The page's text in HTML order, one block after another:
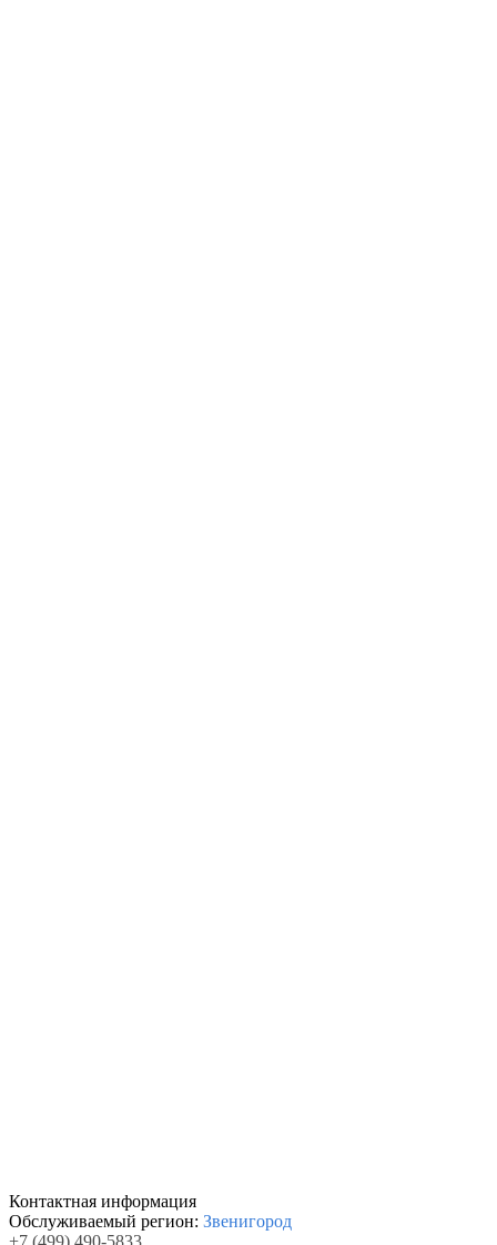
Контактная информация
Обслуживаемый регион: Звенигород
+7 (499) 490-5833